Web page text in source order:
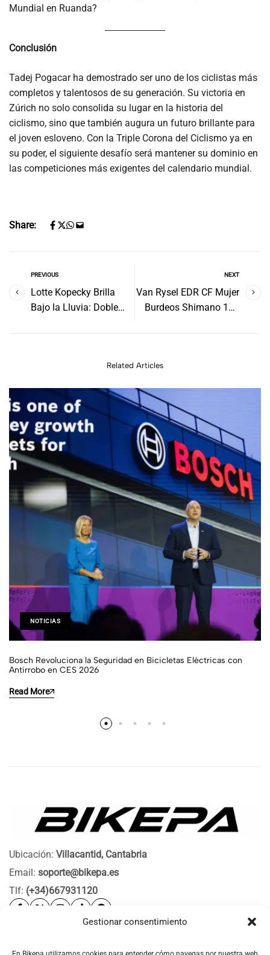
Gestionar consentimiento
Mundial en Ruanda?
Conclusión
Tadej Pogacar ha demostrado ser uno de los ciclistas más
completos y talentosos de su generación. Su victoria en
Zúrich no solo consolida su lugar en la historia del
ciclismo, sino que también augura un futuro brillante para
el joven esloveno. Con la Triple Corona del Ciclismo ya en
su poder, el siguiente desafío será mantener su dominio en
las competiciones más exigentes del calendario mundial.
Share:
PREVIOUS
Lotte Kopecky Brilla
Bajo la Lluvia: Doble
NEXT
Van Rysel EDR CF Mujer
Burdeos Shimano 105
Related Articles
NOTICIAS
Bosch Revoluciona la Seguridad en Bicicletas Eléctricas con
Antirrobo en CES 2026
Read More
Ubicación: Villacantid, Cantabria
Email: soporte@bikepa.es
Tlf: (+34)667931120